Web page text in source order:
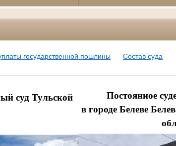
государственной пошлины
Состав суда
суд Тульской
Постоянное
в городе Белеве